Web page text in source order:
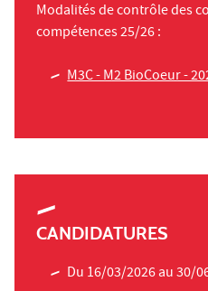
Modalités de contrôle des
compétences 25/26 :
M3C - M2 BioCoeur -
CANDIDATURES
Du 16/03/2026 au 30/